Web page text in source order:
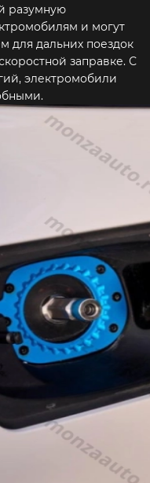
разумную
и могут
для дальних поездок
заправке. С
электромобили